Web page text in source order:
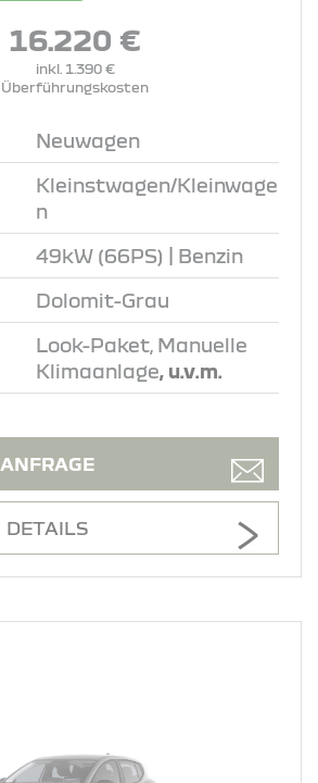
16.220 €
inkl. 1.390 €
Überführungskosten
Neuwagen
Kleinstwagen/Kleinwage
n
49kW (66PS) | Benzin
Dolomit-Grau
Look-Paket, Manuelle
Klimaanlage, u.v.m.
ANFRAGE
DETAILS